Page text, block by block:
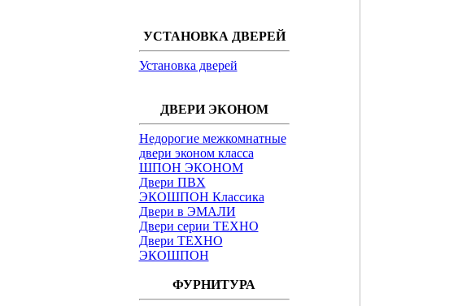
УСТАНОВКА ДВЕРЕЙ
Установка дверей
ДВЕРИ ЭКОНОМ
Недорогие межкомнатные
двери эконом класса
ШПОН ЭКОНОМ
Двери ПВХ
ЭКОШПОН Классика
Двери в ЭМАЛИ
Двери серии ТЕХНО
Двери ТЕХНО
ЭКОШПОН
ФУРНИТУРА